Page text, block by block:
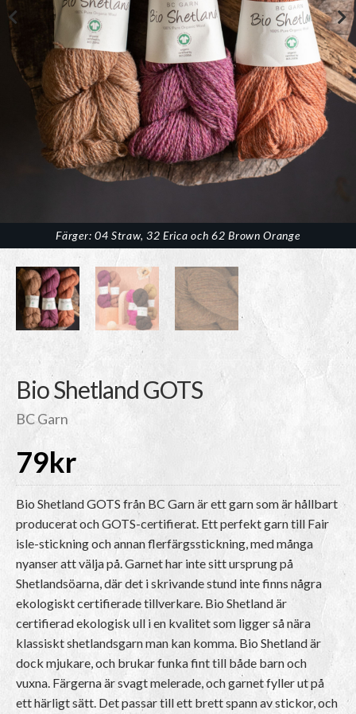
Färger: 04 Straw, 32 Erica och 62 Brown Orange
Bio Shetland GOTS
BC Garn
79kr
Bio Shetland GOTS från BC Garn är ett garn som är hållbart
producerat och GOTS-certifierat. Ett perfekt garn till Fair
isle-stickning och annan flerfärgsstickning, med många
nyanser att välja på. Garnet har inte sitt ursprung på
Shetlandsöarna, där det i skrivande stund inte finns några
ekologiskt certifierade tillverkare. Bio Shetland är
certifierad ekologisk ull i en kvalitet som ligger så nära
klassiskt shetlandsgarn man kan komma. Bio Shetland är
dock mjukare, och brukar funka fint till både barn och
vuxna. Färgerna är svagt melerade, och garnet fyller ut på
ett härligt sätt. Det passar till ett brett spann av stickor, och